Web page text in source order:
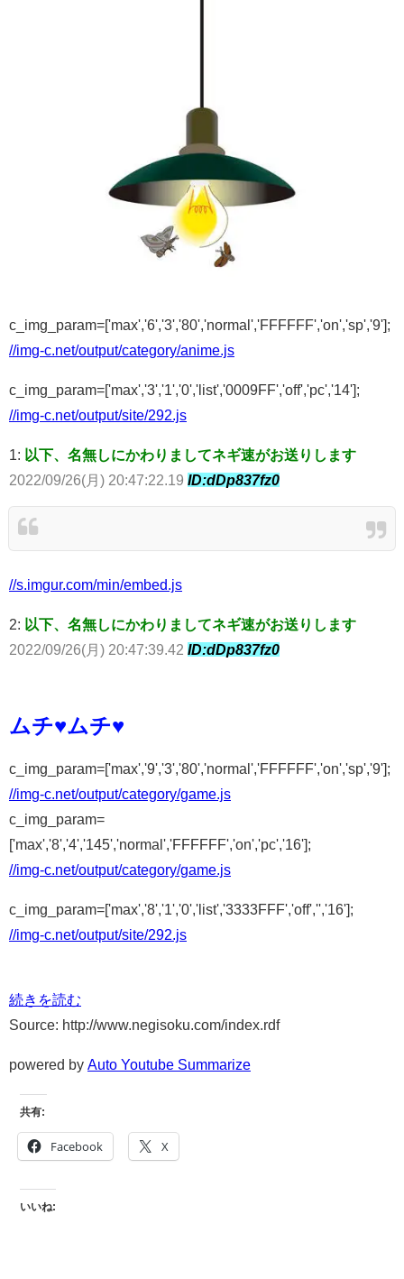
c_img_param=['max','6','3','80','normal','FFFFFF','on','sp','9'];
//img-c.net/output/category/anime.js
c_img_param=['max','3','1','0','list','0009FF','off','pc','14'];
//img-c.net/output/site/292.js
1: 以下、名無しにかわりましてネギ速がお送りします
2022/09/26(月) 20:47:22.19 ID:dDp837fz0
//s.imgur.com/min/embed.js
2: 以下、名無しにかわりましてネギ速がお送りします
2022/09/26(月) 20:47:39.42 ID:dDp837fz0
ムチ♥ムチ♥
c_img_param=['max','9','3','80','normal','FFFFFF','on','sp','9'];
//img-c.net/output/category/game.js
c_img_param=
['max','8','4','145','normal','FFFFFF','on','pc','16'];
//img-c.net/output/category/game.js
c_img_param=['max','8','1','0','list','3333FFF','off','','16'];
//img-c.net/output/site/292.js
続きを読む
Source: http://www.negisoku.com/index.rdf
powered by Auto Youtube Summarize
共有:
Facebook X
いいね: